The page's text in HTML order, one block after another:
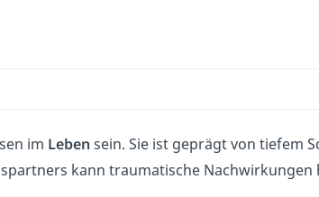
im Leben sein. Sie ist geprägt von tiefem
kann traumatische Nachwirkungen